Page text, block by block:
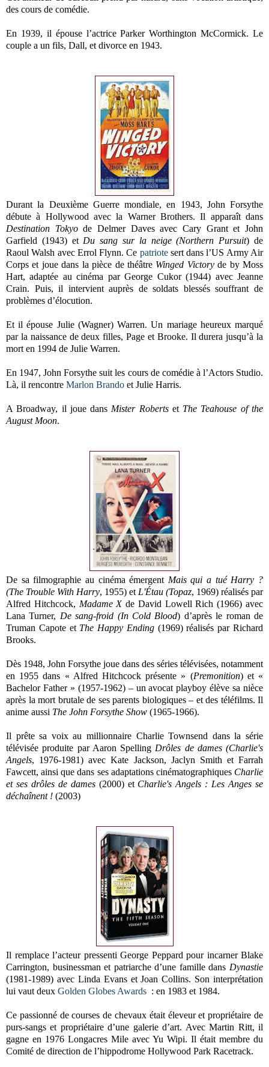
des cours de comédie.
En 1939, il épouse l’actrice Parker Worthington McCormick. Le
couple a un fils, Dall, et divorce en 1943.
Durant la Deuxième Guerre mondiale, en 1943, John Forsythe
débute à Hollywood avec la Warner Brothers. Il apparaît dans
Destination Tokyode Delmer Daves avec Cary Grant et John
Garfield (1943) et Du sang sur la neige (Northern Pursuit) de
Raoul Walsh avec Errol Flynn. Ce patriotesert dans l’US Army Air
Corps et joue dans la pièce de théâtre Winged Victoryde by Moss
Hart, adaptée au cinéma par George Cukor (1944) avec Jeanne
Crain. Puis, il intervient auprès de soldats blessés souffrant de
problèmes d’élocution.
Et il épouse Julie (Wagner) Warren. Un mariage heureux marqué
par la naissance de deux filles, Page et Brooke. Il durera jusqu’à la
mort en 1994 de Julie Warren.
En 1947, John Forsythe suit les cours de comédie à l’Actors Studio.
Là, il rencontre Marlon Brando et Julie Harris.
A Broadway, il joue dans Mister Robertset The Teahouse of the
August Moon.
De sa filmographie au cinéma émergent Mais qui a tué Harry ?
(The Trouble With Harry, 1955) et L'Étau (Topaz, 1969) réalisés par
Alfred Hitchcock, Madame Xde David Lowell Rich (1966) avec
Lana Turner, De sang-froid (In Cold Blood) d’après le roman de
Truman Capote et The Happy Ending(1969) réalisés par Richard
Brooks.
Dès 1948, John Forsythe joue dans des séries télévisées, notamment
en 1955 dans « Alfred Hitchcock présente » (Premonition) et «
Bachelor Father » (1957-1962) – un avocat playboy élève sa nièce
après la mort brutale de ses parents biologiques – et des téléfilms. Il
anime aussi The John Forsythe Show (1965-1966).
Il prête sa voix au millionnaire Charlie Townsend dans la série
télévisée produite par Aaron Spelling Drôles de dames (Charlie's
Angels, 1976-1981) avec Kate Jackson, Jaclyn Smith et Farrah
Fawcett, ainsi que dans ses adaptations cinématographiques Charlie
et ses drôles de dames(2000) et Charlie's Angels : Les Anges se
déchaînent ! (2003)
Il remplace l’acteur pressenti George Peppard pour incarner Blake
Carrington, businessman et patriarche d’une famille dans Dynastie
(1981-1989) avec Linda Evans et Joan Collins. Son interprétation
lui vaut deux Golden Globes Awards : en 1983 et 1984.
Ce passionné de courses de chevaux était éleveur et propriétaire de
purs-sangs et propriétaire d’une galerie d’art. Avec Martin Ritt, il
gagne en 1976 Longacres Mile avec Yu Wipi. Il était membre du
Comité de direction de l’hippodrome Hollywood Park Racetrack.